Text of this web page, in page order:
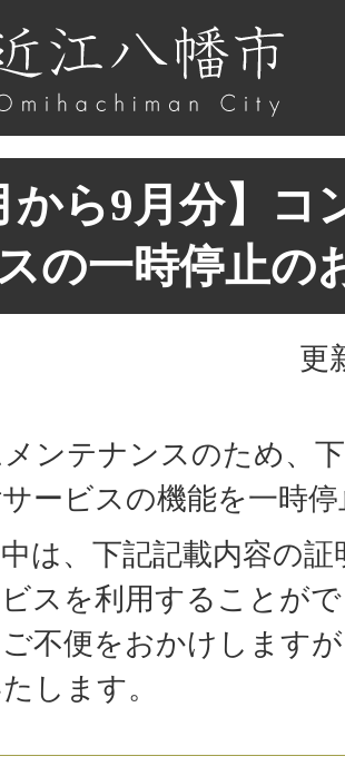
から9月分】
の一時停止の
更
ンテナンスのため、
ービスの機能を一時
は、下記記載内容の
スを利用することが
不便をおかけします
します。